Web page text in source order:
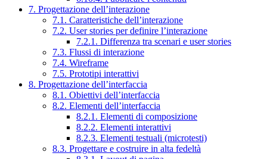
7. Progettazione dell’interazione
7.1. Caratteristiche dell’interazione
7.2. User stories per definire l’interazione
7.2.1. Differenza tra scenari e user stories
7.3. Flussi di interazione
7.4. Wireframe
7.5. Prototipi interattivi
8. Progettazione dell’interfaccia
8.1. Obiettivi dell’interfaccia
8.2. Elementi dell’interfaccia
8.2.1. Elementi di composizione
8.2.2. Elementi interattivi
8.2.3. Elementi testuali (microtesti)
8.3. Progettare e costruire in alta fedeltà